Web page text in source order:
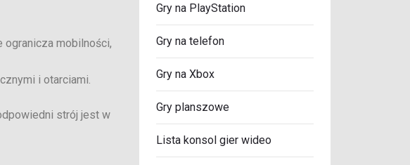
ogranicza mobilności,
i otarciami.
strój jest w
Gry na PlayStation
Gry na telefon
Gry na Xbox
Gry planszowe
Lista konsol gier wideo